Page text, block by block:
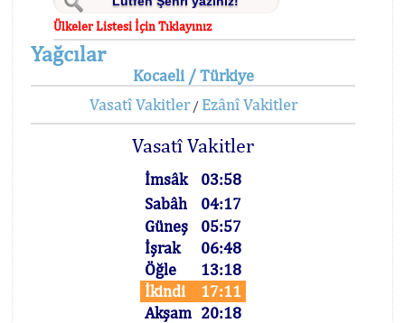
Ülkeler Listesi İçin Tıklayınız
Yağcılar
Kocaeli / Türkiye
Vasatî Vakitler/ Ezânî Vakitler
Vasatî Vakitler
İmsâk
03:58
Sabâh
04:17
Güneş
05:57
İşrak
06:48
Öğle
13:18
İkindi
17:11
Akşam 20:18